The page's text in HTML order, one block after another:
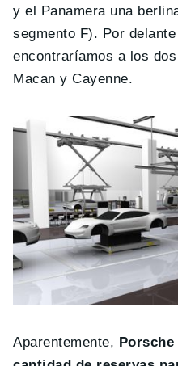
y el Panamera una
segmento F). Por
encontraríamos a los
Macan y Cayenne.
Aparentemente,